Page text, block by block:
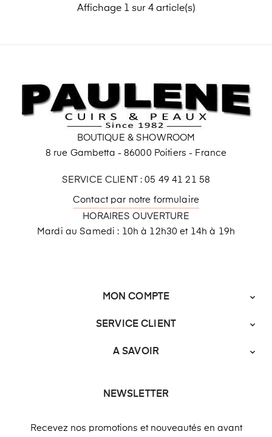
Affichage 1 sur 4 article(s)
BOUTIQUE & SHOWROOM
8 rue Gambetta - 86000 Poitiers - France
SERVICE CLIENT : 05 49 41 21 58
Contact par notre formulaire
HORAIRES OUVERTURE
Mardi au Samedi : 10h à 12h30 et 14h à 19h
MON COMPTE 
SERVICE CLIENT 
A SAVOIR 
NEWSLETTER
Recevez nos promotions et nouveautés en avant